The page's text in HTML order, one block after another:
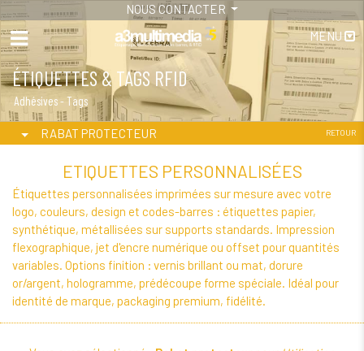
NOUS CONTACTER
MENU
ÉTIQUETTES & TAGS RFID
Adhésives - Tags
RABAT PROTECTEUR RETOUR
ETIQUETTES PERSONNALISÉES
Étiquettes personnalisées imprimées sur mesure avec votre
logo, couleurs, design et codes-barres : étiquettes papier,
synthétique, métallisées sur supports standards. Impression
flexographique, jet d'encre numérique ou offset pour quantités
variables. Options finition : vernis brillant ou mat, dorure
or/argent, hologramme, prédécoupe forme spéciale. Idéal pour
identité de marque, packaging premium, fidélité.